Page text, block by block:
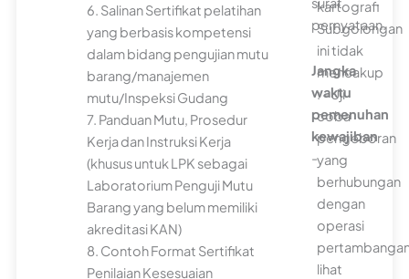
6. Salinan Sertifikat pelatihan
yang berbasis kompetensi
dalam bidang pengujian mutu
barang/manajemen
mutu/Inspeksi Gudang
7. Panduan Mutu, Prosedur
Kerja dan Instruksi Kerja
(khusus untuk LPK sebagai
Laboratorium Penguji Mutu
Barang yang belum memiliki
akreditasi KAN)
8. Contoh Format Sertifikat
Penilaian Kesesuaian
pernyataan.
Jangka
waktu
pemenuhan
kewajiban
-
kartografi
Subgolongan
ini tidak
mencakup
: - Uji
coba
pengeboran
yang
berhubungan
dengan
operasi
lihat